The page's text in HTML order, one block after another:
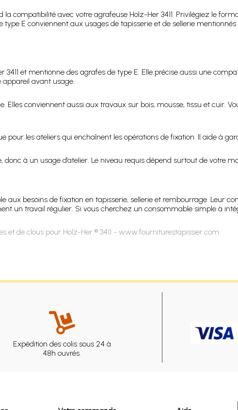
compatibilité avec votre agrafeuse Holz-Her 3411. Privilégiez le
E conviennent aux usages de tapisserie et de sellerie
3411 et mentionne des agrafes de type E. Elle précise aussi une
avant usage.
Elles conviennent aussi aux travaux sur bois, mousse, tissu et cuir.
pour les ateliers qui enchaînent les opérations de fixation. Il aide à
à un usage d’atelier. Le niveau requis dépend surtout de votre
aux besoins de fixation en tapisserie, sellerie et rembourrage. Leur
un travail régulier. Si vous cherchez un consommable simple à
et de clous pour Holz-Her ® 3411 - www.fourniturestapissier.com
Expédition des colis sous 24 à
48h ouvrés.